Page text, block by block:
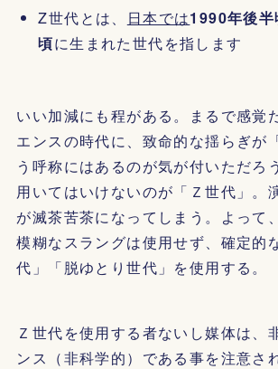
Z世代とは、 日本では1990年後半
頃に生まれた世代を指します
いい加減にも程がある。まるで感覚
エンスの時代に、致命的な揺らぎが
う呼称にはあるのが気が付いただろ
用いてはいけないのが「Ｚ世代」。
が滅茶苦茶になってしまう。よって
模糊なスラングは使用せず、確定的
代」「脱ゆとり世代」を使用する。
Ｚ世代を使用する者ないし媒体は、
ンス（非科学的）である事を注意さ